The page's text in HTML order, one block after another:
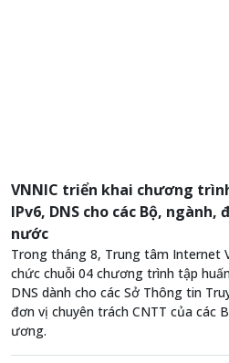
VNNIC triển khai chương
IPv6, DNS cho các Bộ,
nước
Trong tháng 8, Trung tâm Internet
chức chuỗi 04 chương trình tập
DNS dành cho các Sở Thông tin
đơn vị chuyên trách CNTT của các
ương.